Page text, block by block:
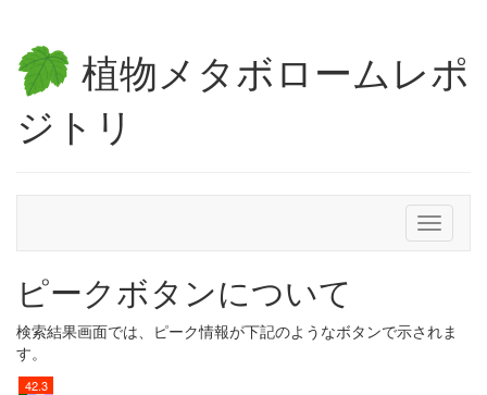
植物メタボロームレポ
ジトリ
Toggle
ピークボタンについて
検索結果画面では、ピーク情報が下記のようなボタンで示されま
す。
42.3